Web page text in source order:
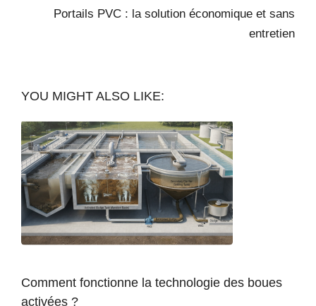
Portails PVC : la solution économique et sans
entretien
YOU MIGHT ALSO LIKE:
Comment fonctionne la technologie des boues
activées ?